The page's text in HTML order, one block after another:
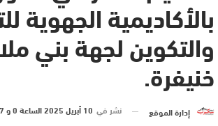
بالأكاديمية الجهوية
والتكوين لجهة بني
خنيفرة.
إدارة الموقع نشر في 10 أبريل 2025 الساعة 0 و 37 دقيقة